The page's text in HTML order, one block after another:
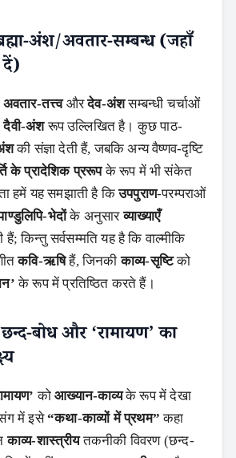
अंश/अवतार-सम्बन्ध (जहाँ
दें)
अवतार-तत्त्वऔरदेव-अंशसम्बन्धी चर्चाओं
दैवी-अंशरूप उल्लिखित है। कुछ पाठ-
की संज्ञा देती हैं, जबकि अन्य वैष्णव-दृष्टि
के प्रादेशिक प्ररूपके रूप में भी संकेत
हमें यह समझाती है किउपपुराण-परम्पराओं
भेदोंके अनुसारव्याख्याएँ
हैं; किन्तु सर्वसम्मति यह है कि वाल्मीकि
कवि-ऋषिहैं, जिनकीकाव्य-सृष्टिको
के रूप में प्रतिष्ठित करते हैं।
बोध और ‘रामायण’ का
कोआख्यान-काव्यके रूप में देखा
में इसे“कथा-काव्यों में प्रथम” कहा
काव्य-शास्त्रीयतकनीकी विवरण (छन्द-